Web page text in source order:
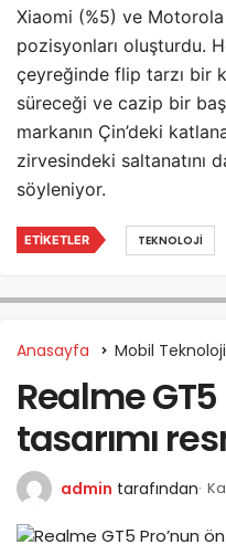
Xiaomi (%5) ve
pozisyonları oluşturdu.
çeyreğinde flip tarzı bir
süreceği ve cazip bir
markanın Çin’deki
zirvesindeki saltanatını
söyleniyor.
ETIKETLER TEKNOLOJI
Anasayfa Mobil Teknoloji
Realme
tasarımı
admin tarafından